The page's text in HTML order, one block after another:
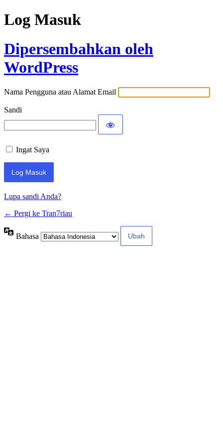
Log Masuk
Dipersembahkan oleh
WordPress
Nama Pengguna atau Alamat Email
Sandi
Ingat Saya
Lupa sandi Anda?
← Pergi ke Tran7riau
Bahasa